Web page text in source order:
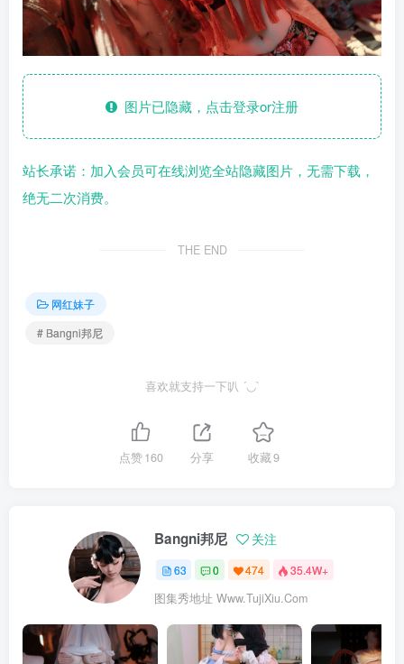
图片已隐藏，点击登录or注册
站长承诺：加入会员可在线浏览全站隐藏图片，无需下载，
绝无二次消费。
THE END
网红妹子
# Bangni邦尼
喜欢就支持一下叭 ´◡`
点赞160 分享 收藏9
Bangni邦尼 关注
63 0 474 35.4W+
图集秀地址 Www.TujiXiu.Com